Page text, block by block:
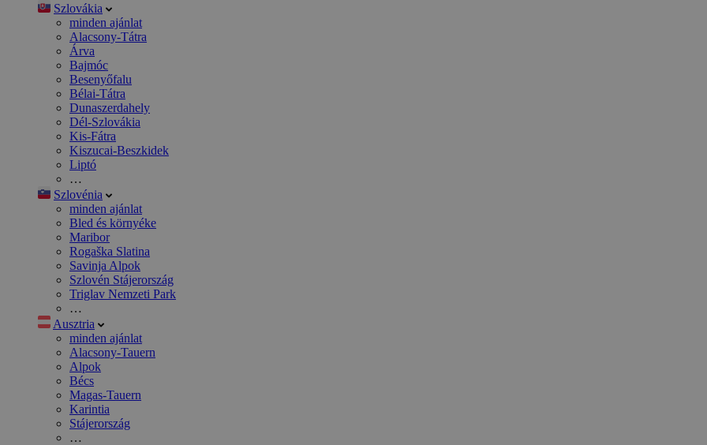
Szlovákia
minden ajánlat
Alacsony-Tátra
Árva
Bajmóc
Besenyőfalu
Bélai-Tátra
Dunaszerdahely
Dél-Szlovákia
Kis-Fátra
Kiszucai-Beszkidek
Liptó
…
Szlovénia
minden ajánlat
Bled és környéke
Maribor
Rogaška Slatina
Savinja Alpok
Szlovén Stájerország
Triglav Nemzeti Park
…
Ausztria
minden ajánlat
Alacsony-Tauern
Alpok
Bécs
Magas-Tauern
Karintia
Stájerország
…